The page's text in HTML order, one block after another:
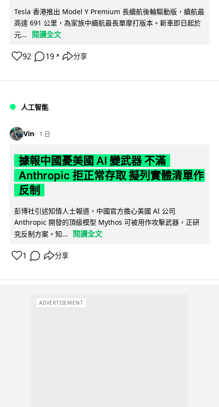
Tesla 香港推出 Model Y Premium 長續航後輪驅動版，續航最
高達 691 公里，為家族中續航最長單摩打版本。新車即日起於
元...
閱讀全文
92 19 ↗ 分享
人工智能
Vin 1 日
據報中國憂美國 AI 變武器 不滿
Anthropic 拒正常存取 擬列實體清單作
反制
彭博社引述知情人士報道，中國官方擔心美國 AI 公司
Anthropic 開發的頂級模型 Mythos 可被用作攻擊武器，正研
究反制方案。知...
閱讀全文
1 分享
ADVERTISEMENT